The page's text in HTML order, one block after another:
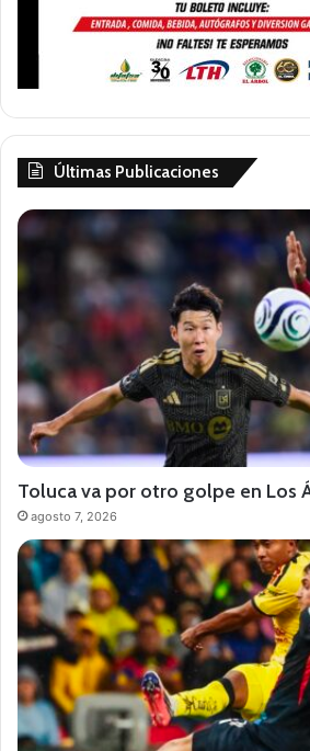
Últimas Publicaciones
Toluca va por otro golpe en Los
agosto 7, 2026